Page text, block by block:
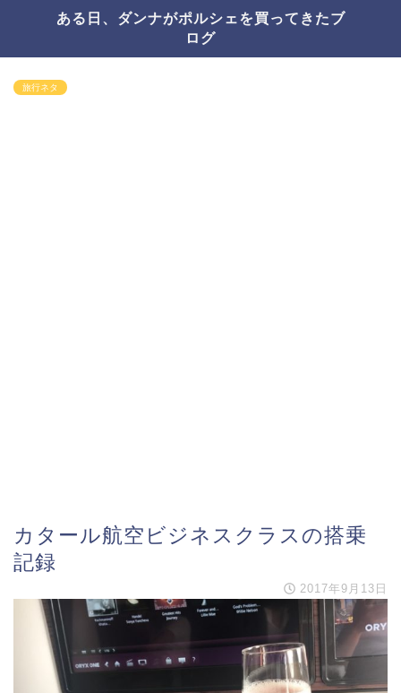
ある日、ダンナがポルシェを買ってきたブ
ログ
旅行ネタ
カタール航空ビジネスクラスの搭乗
記録
2017年9月13日